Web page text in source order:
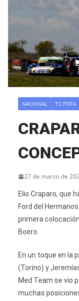
NACIONAL TC PISTA
27 de marzo de
Elio Craparo, que
Ford del
primera
Boero.
En un toque en la
(Torino) y
Med Team se vio
muchas